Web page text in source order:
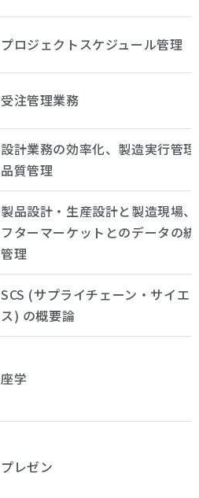
プロジェクトスケジュール管理
受注管理業務
設計業務の効率化、製造実行管
品質管理
製品設計・生産設計と製造現場
フターマーケットとのデータの
管理
SCS (サプライチェーン・サイエ
ス) の概要論
座学
プレゼン